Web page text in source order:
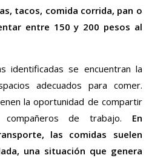
tacos, comida corrida, pan o
entre 150 y 200 pesos al
identificadas se encuentran la
adecuados para comer.
la oportunidad de compartir
de trabajo. En
las comidas suelen
una situación que genera